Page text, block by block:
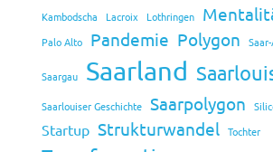
Kambodscha
Lacroix Lothringen
Palo Alto
Pandemie Polygon
Saargau Saarland
Saarlouiser Geschichte Saarpolygon
Startup Strukturwandel Tochter